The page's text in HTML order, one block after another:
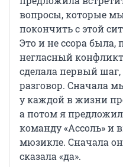
вопросы, которые
покончить с этой
Это и не ссора была,
негласный
сделала первый
разговор. Сначала
у каждой в жизни
а потом я
команду «Ассоль» и
мюзикле. Cначала
сказала «да».